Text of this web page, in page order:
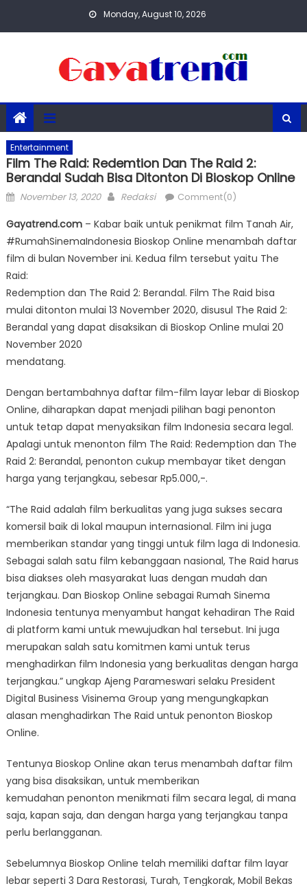
Monday, August 10, 2026
Entertainment
Film The Raid: Redemtion Dan The Raid 2:
Berandal Sudah Bisa Ditonton Di Bioskop Online
Posted
November 13, 2020 Author
Redaksi Comment(0)
Gayatrend.com– Kabar baik untuk penikmat film Tanah Air,
#RumahSinemaIndonesia Bioskop Online menambah daftar
film di bulan November ini. Kedua film tersebut yaitu The
Raid:
Redemption dan The Raid 2: Berandal. Film The Raid bisa
mulai ditonton mulai 13 November 2020, disusul The Raid 2:
Berandal yang dapat disaksikan di Bioskop Online mulai 20
November 2020
mendatang.
Dengan bertambahnya daftar film-film layar lebar di Bioskop
Online, diharapkan dapat menjadi pilihan bagi penonton
untuk tetap dapat menyaksikan film Indonesia secara legal.
Apalagi untuk menonton film The Raid: Redemption dan The
Raid 2: Berandal, penonton cukup membayar tiket dengan
harga yang terjangkau, sebesar Rp5.000,-.
“The Raid adalah film berkualitas yang juga sukses secara
komersil baik di lokal maupun internasional. Film ini juga
memberikan standar yang tinggi untuk film laga di Indonesia.
Sebagai salah satu film kebanggaan nasional, The Raid harus
bisa diakses oleh masyarakat luas dengan mudah dan
terjangkau. Dan Bioskop Online sebagai Rumah Sinema
Indonesia tentunya menyambut hangat kehadiran The Raid
di platform kami untuk mewujudkan hal tersebut. Ini juga
merupakan salah satu komitmen kami untuk terus
menghadirkan film Indonesia yang berkualitas dengan harga
terjangkau.” ungkap Ajeng Parameswari selaku President
Digital Business Visinema Group yang mengungkapkan
alasan menghadirkan The Raid untuk penonton Bioskop
Online.
Tentunya Bioskop Online akan terus menambah daftar film
yang bisa disaksikan, untuk memberikan
kemudahan penonton menikmati film secara legal, di mana
saja, kapan saja, dan dengan harga yang terjangkau tanpa
perlu berlangganan.
Sebelumnya Bioskop Online telah memiliki daftar film layar
lebar seperti 3 Dara Restorasi, Turah, Tengkorak, Mobil Bekas